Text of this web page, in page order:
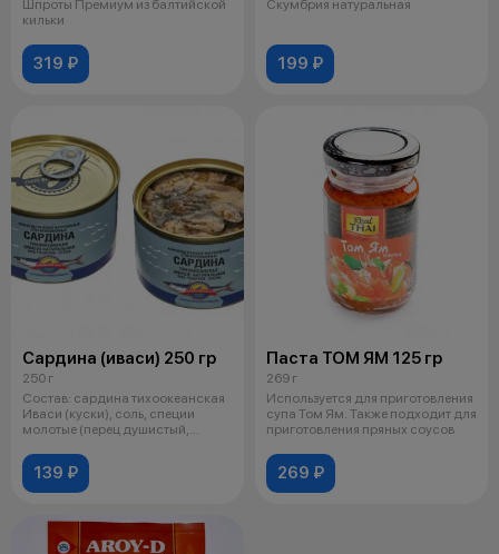
Шпроты Премиум из балтийской
кильки
319 ₽
Скумбрия натуральная
199 ₽
Сардина (иваси) 250 гр
250 г
Состав: сардина тихоокеанская
Иваси (куски), соль, специи
молотые (перец душистый,
139 ₽
Паста ТОМ ЯМ 125 гр
269 г
Используется для приготовления
супа Том Ям. Также подходит для
приготовления пряных соусов
269 ₽